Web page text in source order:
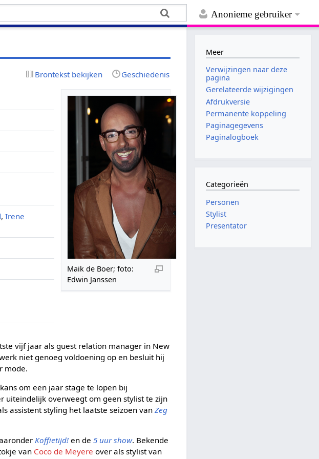
Anonieme gebruiker
Brontekst bekijken Geschiedenis
Maik de Boer; foto:
Edwin Janssen
,Irene
vijf jaar als guest relation manager in New
niet genoeg voldoening op en besluit hij
mode.
om een jaar stage te lopen bij
uiteindelijk overweegt om geen stylist te zijn
assistent styling het laatste seizoen vanZeg
Koffietijd! en de5 uur show. Bekende
van Coco de Meyere over als stylist van
Meer
Verwijzingen naar deze
pagina
Gerelateerde wijzigingen
Afdrukversie
Permanente koppeling
Paginagegevens
Paginalogboek
Categorieën
Personen
Stylist
Presentator